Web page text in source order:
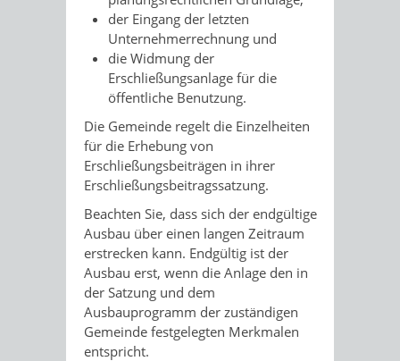
der Eingang der letzten
Unternehmerrechnung und
die Widmung der
Erschließungsanlage für die
öffentliche Benutzung.
Die Gemeinde regelt die Einzelheiten
für die Erhebung von
Erschließungsbeiträgen in ihrer
Erschließungsbeitragssatzung.
Beachten Sie, dass sich der endgültige
Ausbau über einen langen Zeitraum
erstrecken kann. Endgültig ist der
Ausbau erst, wenn die Anlage den in
der Satzung und dem
Ausbauprogramm der zuständigen
Gemeinde festgelegten Merkmalen
entspricht.